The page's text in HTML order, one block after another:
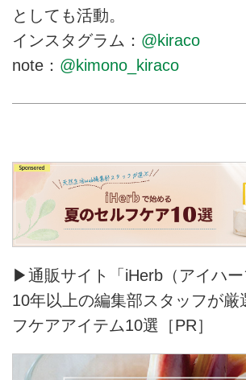
としても活動。
インスタグラム： @kiraco
note： @kimono_kiraco
▶通販サイト「iHerb（アイハ
10年以上の編集部スタッフが厳
フケアアイテム10選［PR］